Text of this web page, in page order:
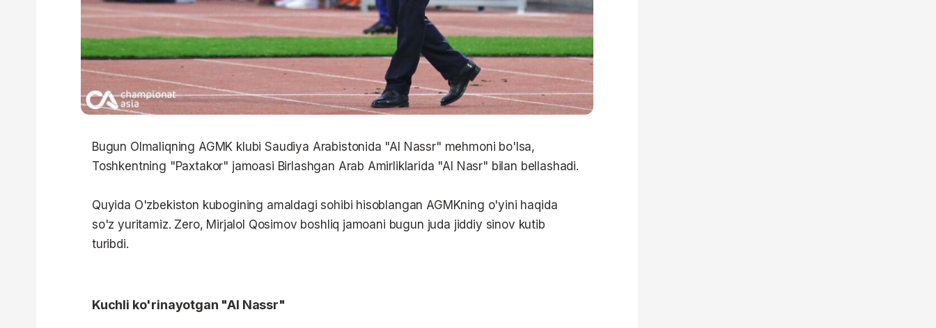
Bugun Olmaliqning AGMK klubi Saudiya Arabistonida "Al Nassr" mehmoni bo'lsa,
Toshkentning "Paxtakor" jamoasi Birlashgan Arab Amirliklarida "Al Nasr" bilan bellashadi.
Quyida O'zbekiston kubogining amaldagi sohibi hisoblangan AGMKning o'yini haqida
so'z yuritamiz. Zero, Mirjalol Qosimov boshliq jamoani bugun juda jiddiy sinov kutib
turibdi.
Kuchli ko'rinayotgan "Al Nassr"